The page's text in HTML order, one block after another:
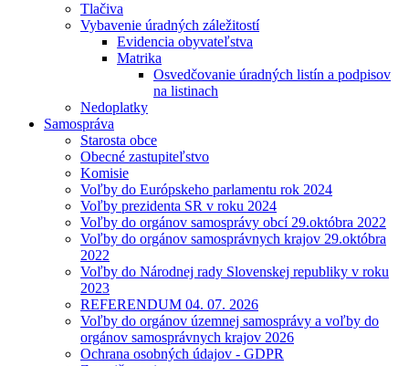
Tlačiva
Vybavenie úradných záležitostí
Evidencia obyvateľstva
Matrika
Osvedčovanie úradných listín a podpisov
na listinach
Nedoplatky
Samospráva
Starosta obce
Obecné zastupiteľstvo
Komisie
Voľby do Európskeho parlamentu rok 2024
Voľby prezidenta SR v roku 2024
Voľby do orgánov samosprávy obcí 29.októbra 2022
Voľby do orgánov samosprávnych krajov 29.októbra
2022
Voľby do Národnej rady Slovenskej republiky v roku
2023
REFERENDUM 04. 07. 2026
Voľby do orgánov územnej samosprávy a voľby do
orgánov samosprávnych krajov 2026
Ochrana osobných údajov - GDPR